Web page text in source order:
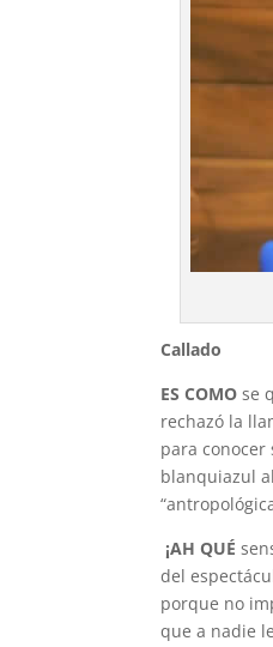
Callado
ES COMO se
rechazó la
para
blanquiazul
¡AH QUÉ
del
porque no
que a nadie